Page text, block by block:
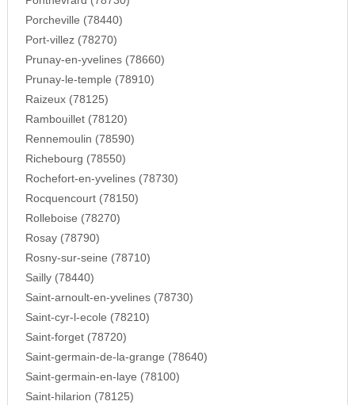
Porcheville (78440)
Port-villez (78270)
Prunay-en-yvelines (78660)
Prunay-le-temple (78910)
Raizeux (78125)
Rambouillet (78120)
Rennemoulin (78590)
Richebourg (78550)
Rochefort-en-yvelines (78730)
Rocquencourt (78150)
Rolleboise (78270)
Rosay (78790)
Rosny-sur-seine (78710)
Sailly (78440)
Saint-arnoult-en-yvelines (78730)
Saint-cyr-l-ecole (78210)
Saint-forget (78720)
Saint-germain-de-la-grange (78640)
Saint-germain-en-laye (78100)
Saint-hilarion (78125)